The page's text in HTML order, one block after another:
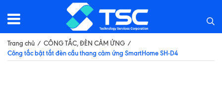
Trang chủ / CÔNG TẮC, ĐÈN CẢM ỨNG /
Công tắc bật tắt đèn cầu thang cảm ứng SmartHome SH-D4